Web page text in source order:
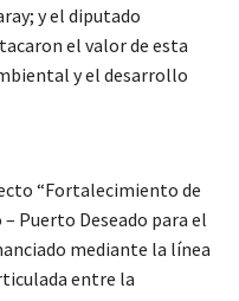
y el diputado
el valor de esta
y el desarrollo
“Fortalecimiento de
Puerto Deseado para el
mediante la línea
entre la